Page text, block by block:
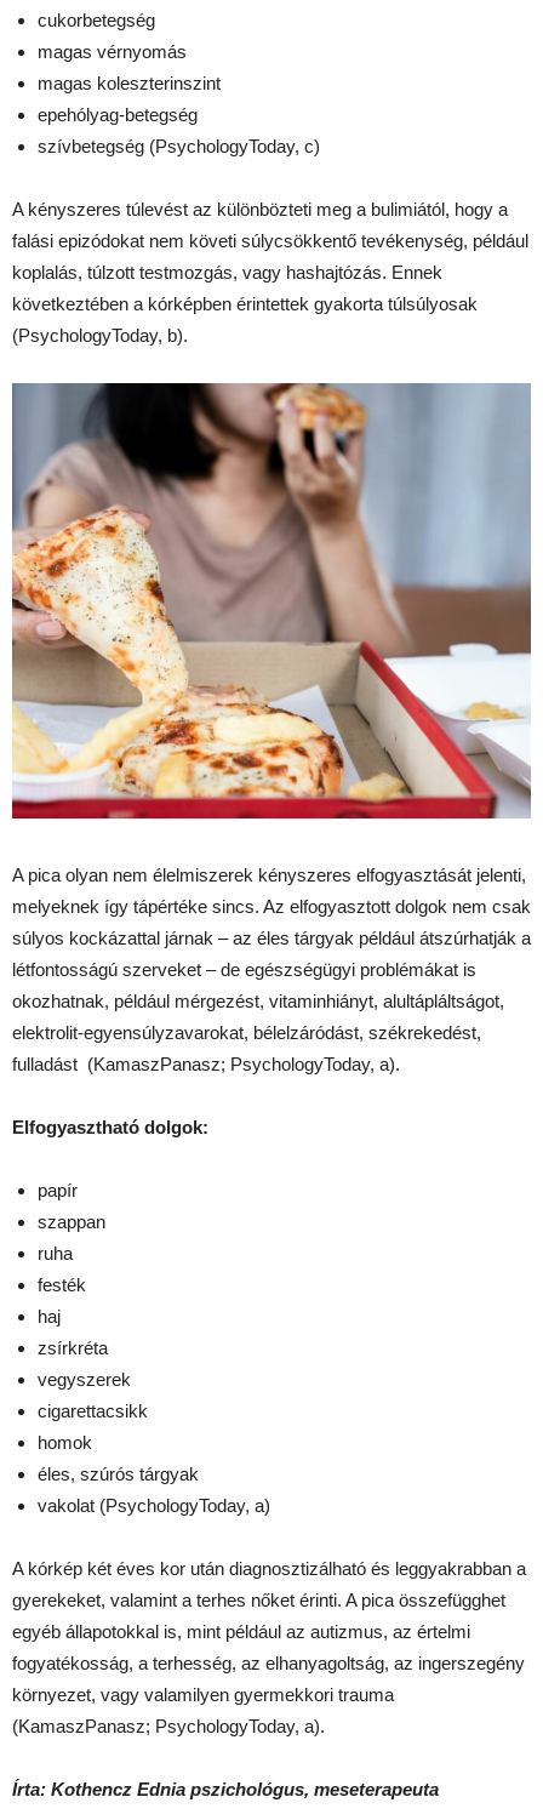
cukorbetegség
magas vérnyomás
magas koleszterinszint
epehólyag-betegség
szívbetegség (PsychologyToday, c)
A kényszeres túlevést az különbözteti meg a bulimiától, hogy a
falási epizódokat nem követi súlycsökkentő tevékenység, például
koplalás, túlzott testmozgás, vagy hashajtózás. Ennek
következtében a kórképben érintettek gyakorta túlsúlyosak
(PsychologyToday, b).
A pica olyan nem élelmiszerek kényszeres elfogyasztását jelenti,
melyeknek így tápértéke sincs. Az elfogyasztott dolgok nem csak
súlyos kockázattal járnak – az éles tárgyak például átszúrhatják a
létfontosságú szerveket – de egészségügyi problémákat is
okozhatnak, például mérgezést, vitaminhiányt, alultápláltságot,
elektrolit-egyensúlyzavarokat, bélelzáródást, székrekedést,
fulladást (KamaszPanasz; PsychologyToday, a).
Elfogyasztható dolgok:
papír
szappan
ruha
festék
haj
zsírkréta
vegyszerek
cigarettacsikk
homok
éles, szúrós tárgyak
vakolat (PsychologyToday, a)
A kórkép két éves kor után diagnosztizálható és leggyakrabban a
gyerekeket, valamint a terhes nőket érinti. A pica összefügghet
egyéb állapotokkal is, mint például az autizmus, az értelmi
fogyatékosság, a terhesség, az elhanyagoltság, az ingerszegény
környezet, vagy valamilyen gyermekkori trauma
(KamaszPanasz; PsychologyToday, a).
Írta: Kothencz Ednia pszichológus, meseterapeuta